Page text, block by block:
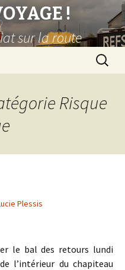
!
sur la route
Risque
Plessis
le bal des retours lundi
l’intérieur du chapiteau